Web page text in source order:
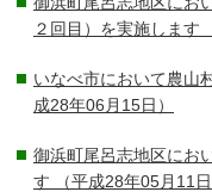
２回目）を実施します
いなべ市において農山
成28年06月15日）
御浜町尾呂志地区にお
す （平成28年05月11日